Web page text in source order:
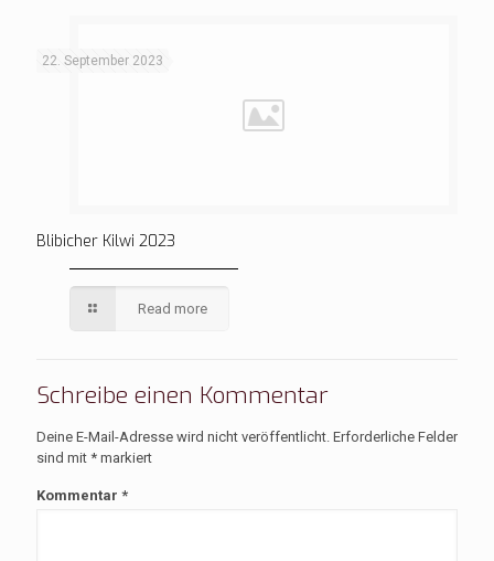
22. September 2023
Blibicher Kilwi 2023
Read more
Schreibe einen Kommentar
Deine E-Mail-Adresse wird nicht veröffentlicht. Erforderliche Felder
sind mit * markiert
Kommentar *